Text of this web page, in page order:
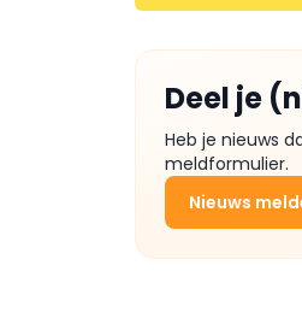
Deel je
Heb je nieuws
meldformulier.
Nieuws